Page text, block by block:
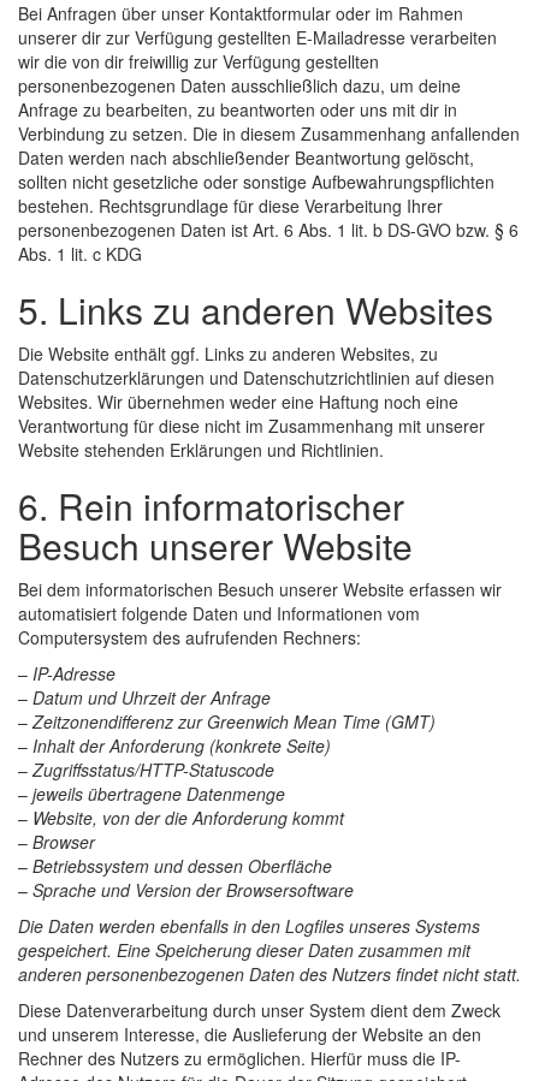
Bei Anfragen über unser Kontaktformular oder im Rahmen
unserer dir zur Verfügung gestellten E-Mailadresse verarbeiten
wir die von dir freiwillig zur Verfügung gestellten
personenbezogenen Daten ausschließlich dazu, um deine
Anfrage zu bearbeiten, zu beantworten oder uns mit dir in
Verbindung zu setzen. Die in diesem Zusammenhang anfallenden
Daten werden nach abschließender Beantwortung gelöscht,
sollten nicht gesetzliche oder sonstige Aufbewahrungspflichten
bestehen. Rechtsgrundlage für diese Verarbeitung Ihrer
personenbezogenen Daten ist Art. 6 Abs. 1 lit. b DS-GVO bzw. § 6
Abs. 1 lit. c KDG
5. Links zu anderen Websites
Die Website enthält ggf. Links zu anderen Websites, zu
Datenschutzerklärungen und Datenschutzrichtlinien auf diesen
Websites. Wir übernehmen weder eine Haftung noch eine
Verantwortung für diese nicht im Zusammenhang mit unserer
Website stehenden Erklärungen und Richtlinien.
6. Rein informatorischer
Besuch unserer Website
Bei dem informatorischen Besuch unserer Website erfassen wir
automatisiert folgende Daten und Informationen vom
Computersystem des aufrufenden Rechners:
– IP-Adresse
– Datum und Uhrzeit der Anfrage
–Zeitzonendifferenz zur Greenwich Mean Time (GMT)
– Inhalt der Anforderung (konkrete Seite)
–Zugriffsstatus/HTTP-Statuscode
– jeweils übertragene Datenmenge
– Website, von der die Anforderung kommt
– Browser
– Betriebssystem und dessen Oberfläche
– Sprache und Version der Browsersoftware
Die Daten werden ebenfalls in den Logfiles unseres Systems
gespeichert. Eine Speicherung dieser Daten zusammen mit
anderen personenbezogenen Daten des Nutzers findet nicht statt.
Diese Datenverarbeitung durch unser System dient dem Zweck
und unserem Interesse, die Auslieferung der Website an den
Rechner des Nutzers zu ermöglichen. Hierfür muss die IP-